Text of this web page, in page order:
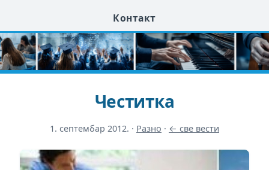
Контакт
Честитка
1. септембар 2012. · Разно · ← све вести